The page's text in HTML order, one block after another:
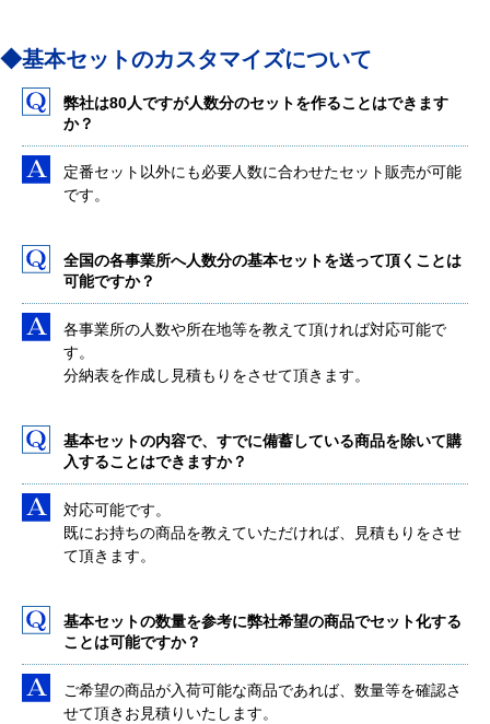
◆基本セットのカスタマイズについて
弊社は80人ですが人数分のセットを作ることはできます
か？
定番セット以外にも必要人数に合わせたセット販売が可能
です。
全国の各事業所へ人数分の基本セットを送って頂くことは
可能ですか？
各事業所の人数や所在地等を教えて頂ければ対応可能で
す。
分納表を作成し見積もりをさせて頂きます。
基本セットの内容で、すでに備蓄している商品を除いて購
入することはできますか？
対応可能です。
既にお持ちの商品を教えていただければ、見積もりをさせ
て頂きます。
基本セットの数量を参考に弊社希望の商品でセット化する
ことは可能ですか？
ご希望の商品が入荷可能な商品であれば、数量等を確認さ
せて頂きお見積りいたします。